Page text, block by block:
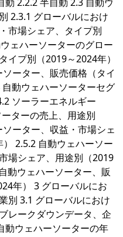
2.3.1 グローバルにおけ
市場シェア、タイプ別
ェハーソーターのグロー
イプ別（2019～2024年）
ーター、販売価格（タイ
動ウェハーソーターセグ
ソーラーエネルギー
ターの売上、用途別
ーター、収益・市場シェ
2.5.2 自動ウェハーソー
場シェア、用途別（2019
動ウェハーソーター、販
年） 3 グローバルにお
別 3.1 グローバルにおけ
レークダウンデータ、企
動ウェハーソーターの年